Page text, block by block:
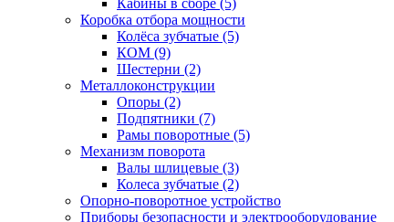
Кабины в сборе (5)
Коробка отбора мощности
Колёса зубчатые (5)
КОМ (9)
Шестерни (2)
Металлоконструкции
Опоры (2)
Подпятники (7)
Рамы поворотные (5)
Механизм поворота
Валы шлицевые (3)
Колеса зубчатые (2)
Опорно-поворотное устройство
Приборы безопасности и электрооборудование